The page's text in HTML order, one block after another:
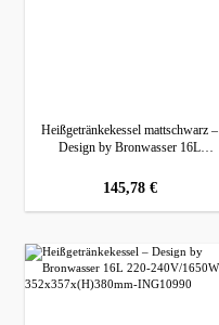
Heißgetränkekessel mattschwarz –
Design by Bronwasser 16L
357x380x(H)502mm
regulärer preis:
145,78 €